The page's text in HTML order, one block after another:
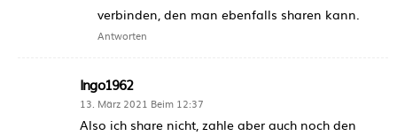
verbinden, den man ebenfalls sharen kann.
Antworten
Ingo1962
13. März 2021 Beim 12:37
Also ich share nicht, zahle aber auch noch den